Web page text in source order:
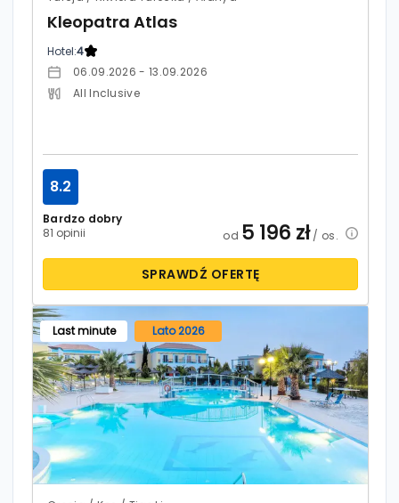
Kleopatra Atlas
Hotel:4
06.09.2026 - 13.09.2026
All Inclusive
Bardzo dobry
81 opinii
8.2
od 5 196 zł/ os.
SPRAWDŹ OFERTĘ
Last minute Lato 2026